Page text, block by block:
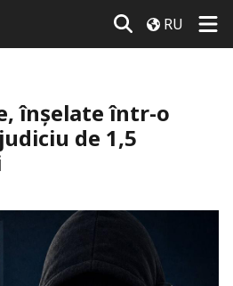
RU
înșelate într-o
de 1,5